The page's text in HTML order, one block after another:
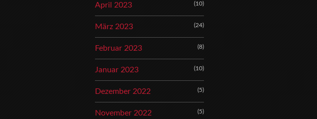
April 2023 (10)
März 2023 (24)
Februar 2023 (8)
Januar 2023 (10)
Dezember 2022 (5)
November 2022 (5)